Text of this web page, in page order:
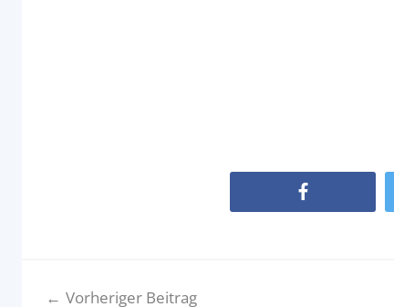
Vorheriger Beitrag